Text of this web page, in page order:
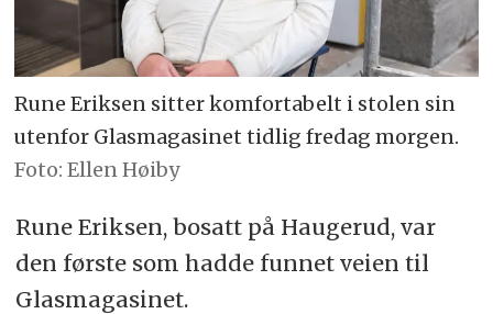
Rune Eriksen sitter komfortabelt i stolen sin
utenfor Glasmagasinet tidlig fredag morgen.
Foto: Ellen Høiby
Rune Eriksen, bosatt på Haugerud, var
den første som hadde funnet veien til
Glasmagasinet.